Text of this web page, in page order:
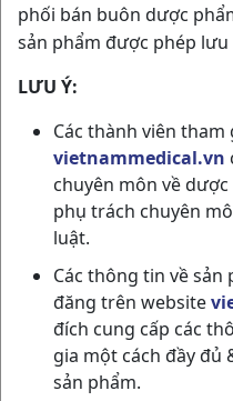
phối bán buôn dược
sản phẩm được phép lưu
LƯU Ý:
Các thành viên
vietnammedical.vn
chuyên môn về
phụ trách chuyên
luật.
Các thông tin về
đăng trên website
đích cung cấp các
gia một cách đầy đủ
sản phẩm.